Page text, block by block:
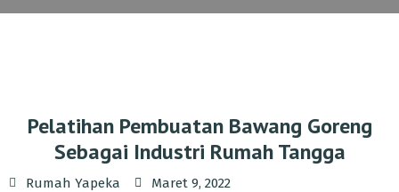
Pelatihan Pembuatan Bawang Goreng
Sebagai Industri Rumah Tangga
Rumah Yapeka Maret 9, 2022